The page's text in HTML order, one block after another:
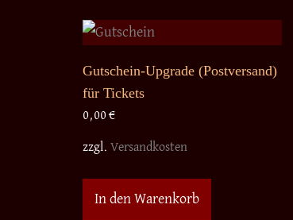
Gutschein-Upgrade (Postversand)
für Tickets
0,00€
zzgl.Versandkosten
In den Warenkorb